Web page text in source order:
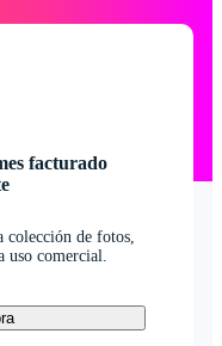
facturado
colección de fotos,
uso comercial.